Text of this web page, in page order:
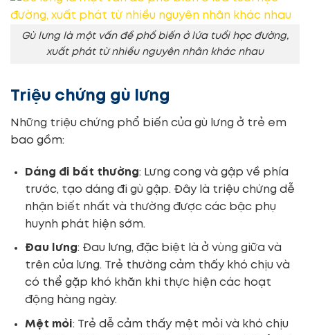
Gù lưng là một vấn đề phổ biến ở lứa tuổi học đường,
xuất phát từ nhiều nguyên nhân khác nhau
Triệu chứng gù lưng
Những triệu chứng phổ biến của gù lưng ở trẻ em
bao gồm:
Dáng đi bất thường: Lưng cong và gập về phía
trước, tạo dáng đi gù gập. Đây là triệu chứng dễ
nhận biết nhất và thường được các bậc phụ
huynh phát hiện sớm.
Đau lưng: Đau lưng, đặc biệt là ở vùng giữa và
trên của lưng. Trẻ thường cảm thấy khó chịu và
có thể gặp khó khăn khi thực hiện các hoạt
động hàng ngày.
Mệt mỏi: Trẻ dễ cảm thấy mệt mỏi và khó chịu